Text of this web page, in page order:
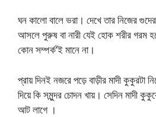
ঘন কালো বালে ভরা। দেখে তার নিজের
আসলে পুরুষ বা নারী যেই হোক শরীর গরম
কোন সম্পর্ক’ই মানে না।
প্রায় দিনই নজরে পড়ে বাড়ীর মাদী কুকুরটা
দিয়ে কি সমুন্দর চোদন খায়। সেদিন মাদী
আট লাগে ।